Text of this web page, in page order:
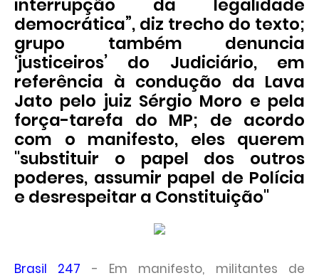
interrupção da legalidade
democrática”, diz trecho do texto;
grupo também denuncia
‘justiceiros’ do Judiciário, em
referência à condução da Lava
Jato pelo juiz Sérgio Moro e pela
força-tarefa do MP; de acordo
com o manifesto, eles querem
"substituir o papel dos outros
poderes, assumir papel de Polícia
e desrespeitar a Constituição"
Brasil 247 - Em manifesto, militantes de